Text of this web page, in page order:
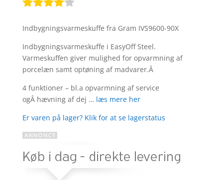
som4
baseret
på
kundebed
ømmels
er
Indbygningsvarmeskuffe fra Gram IVS9600-90X
Indbygningsvarmeskuffe i EasyOff Steel.
Varmeskuffen giver mulighed for opvarmning af
porcelæn samt optøning af madvarer.Â
4 funktioner – bl.a opvarmning af service
ogÂ hævning af dej … læs mere her
Er varen på lager? Klik for at se lagerstatus